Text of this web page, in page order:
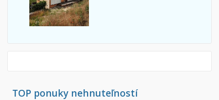
TOP ponuky nehnuteľností